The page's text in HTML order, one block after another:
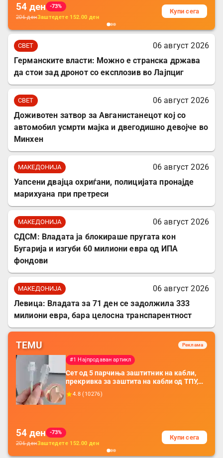
54 ден
-73%
206денЗаштедете 152.00 ден
Купи сега
СВЕТ
06 август 2026
Германските власти: Можно е странска држава
да стои зад дронот со експлозив во Лајпциг
СВЕТ
06 август 2026
Доживотен затвор за Авганистанецот кој со
автомобил усмрти мајка и двегодишно девојче во
Минхен
МАКЕДОНИЈА
06 август 2026
Уапсени двајца охриѓани, полицијата пронајде
марихуана при претреси
МАКЕДОНИЈА
06 август 2026
СДСМ: Владата ја блокираше пругата кон
Бугарија и изгуби 60 милиони евра од ИПА
фондови
МАКЕДОНИЈА
06 август 2026
Левица: Владата за 71 ден се задолжила 333
милиони евра, бара целосна транспарентност
TEMU Реклама
#1 Најпродаван артикл
Сет од 5 парчиња заштитник на кабли,
прекривка за заштита на кабли од ТПУ,
додатоци за заштита на кабли, без
батерија, за мобилни телефони, комплет
4.8 (10276)
54 ден
-73%
206денЗаштедете 152.00 ден
Купи сега